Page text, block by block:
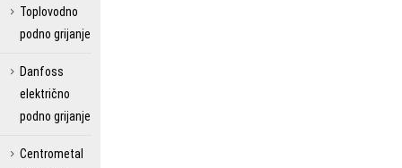
Toplovodno
podno grijanje
Danfoss
električno
podno grijanje
Centrometal